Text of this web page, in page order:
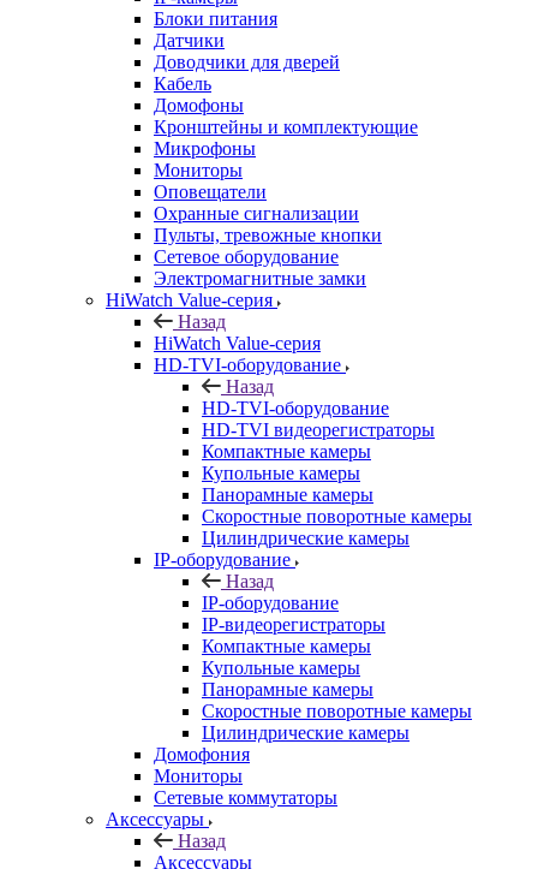
Блоки питания
Датчики
Доводчики для дверей
Кабель
Домофоны
Кронштейны и комплектующие
Микрофоны
Мониторы
Оповещатели
Охранные сигнализации
Пульты, тревожные кнопки
Сетевое оборудование
Электромагнитные замки
HiWatch Value-серия
Назад
HiWatch Value-серия
HD-TVI-оборудование
Назад
HD-TVI-оборудование
HD-TVI видеорегистраторы
Компактные камеры
Купольные камеры
Панорамные камеры
Скоростные поворотные камеры
Цилиндрические камеры
IP-оборудование
Назад
IP-оборудование
IP-видеорегистраторы
Компактные камеры
Купольные камеры
Панорамные камеры
Скоростные поворотные камеры
Цилиндрические камеры
Домофония
Мониторы
Сетевые коммутаторы
Аксессуары
Назад
Аксессуары